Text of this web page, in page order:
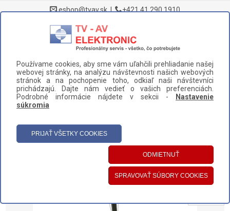
eshop@tvav.sk| +421 41 290 1910
DOMOV > NÁHRADNÉ DIELY A PRÍSLUŠENSTVO >
ROBOTICKÉ VYSÁVAČE > BOČNÉ KEFKY >
BOČNÁ KEFKA IROBOT PRAVÁ (71291)
HLAVNÉ MENU
KATEGÓRIE
Používame cookies, aby sme vám uľahčili prehliadanie našej
webovej stránky, na analýzu návštevnosti našich webových
stránok a na pochopenie toho, odkiaľ naši návštevníci
prichádzajú. Dajte nám vedieť o vašich preferenciách.
Podrobné informácie nájdete v sekcii -
Nastavenie
súkromia